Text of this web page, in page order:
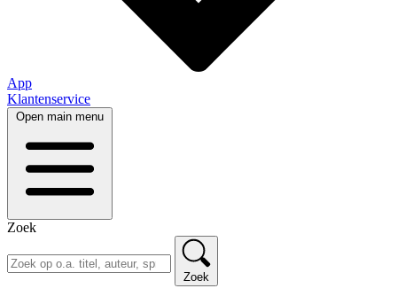
App
Klantenservice
Open main menu
Zoek
Zoek